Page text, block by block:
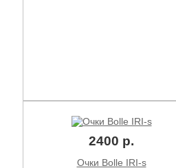
2400 р.
Очки Bolle IRI-s